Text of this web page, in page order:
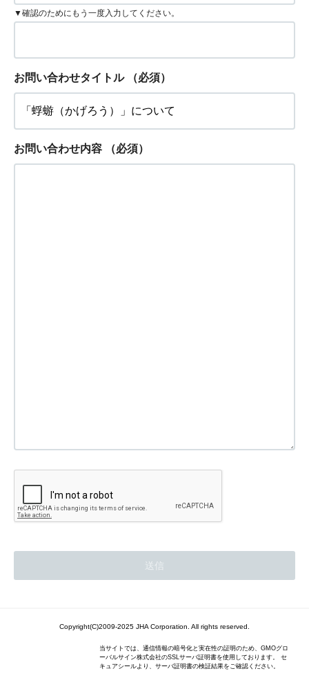
▼確認のためにもう一度入力してください。
お問い合わせタイトル （必須）
お問い合わせ内容 （必須）
Copyright(C)2009-2025 JHA Corporation. All rights reserved.
当サイトでは、通信情報の暗号化と実在性の証明のため、GMOグロ
ーバルサイン株式会社のSSLサーバ証明書を使用しております。 セ
キュアシールより、サーバ証明書の検証結果をご確認ください。